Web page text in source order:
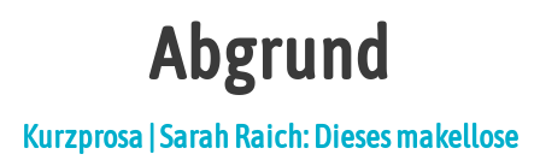
Abgrund
Kurzprosa | Sarah Raich: Dieses makellose